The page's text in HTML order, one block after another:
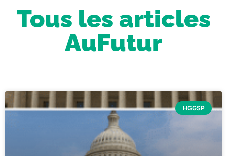
Tous les articles
AuFutur
HGGSP